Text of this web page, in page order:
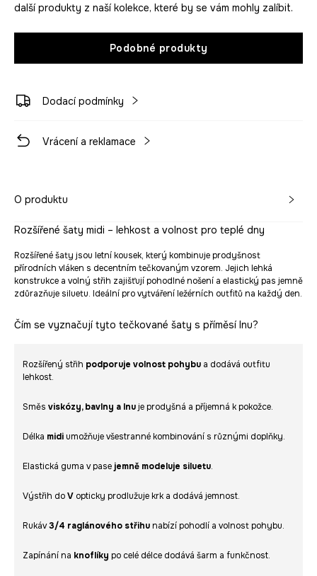
další produkty z naší kolekce, které by se vám mohly zalíbit.
Podobné produkty
Dodací podmínky
Vrácení a reklamace
O produktu
Rozšířené šaty midi – lehkost a volnost pro teplé dny
Rozšířené šaty jsou letní kousek, který kombinuje prodyšnost
přírodních vláken s decentním tečkovaným vzorem. Jejich lehká
konstrukce a volný střih zajišťují pohodlné nošení a elastický pas jemně
zdůrazňuje siluetu. Ideální pro vytváření ležérních outfitů na každý den.
Čím se vyznačují tyto tečkované šaty s příměsí lnu?
Rozšířený střih podporuje volnost pohybu a dodává outfitu
lehkost.
Směs viskózy, bavlny a lnuje prodyšná a příjemná k pokožce.
Délka midi umožňuje všestranné kombinování s různými doplňky.
Elastická guma v pase jemně modeluje siluetu.
Výstřih doV opticky prodlužuje krk a dodává jemnost.
Rukáv3/4 raglánového střihu nabízí pohodlí a volnost pohybu.
Zapínání na knoflíky po celé délce dodává šarm a funkčnost.